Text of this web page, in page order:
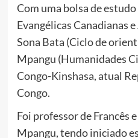
Com uma bolsa de
Evangélicas Canadianas
Sona Bata (Ciclo de
Mpangu (Humanidades
Congo-Kinshasa, atual
Congo.
Foi professor de Francês
Mpangu, tendo iniciado